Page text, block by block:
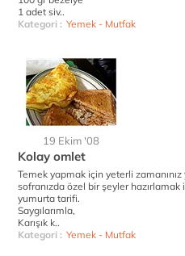
1 adet siv..
Kategori : Yemek - Mutfak
19 Ekim '08
Kolay omlet
Temek yapmak için yeterli
sofranızda özel bir şeyler
yumurta tarifi.
Saygılarımla,
Karışık k..
Kategori : Yemek - Mutfak